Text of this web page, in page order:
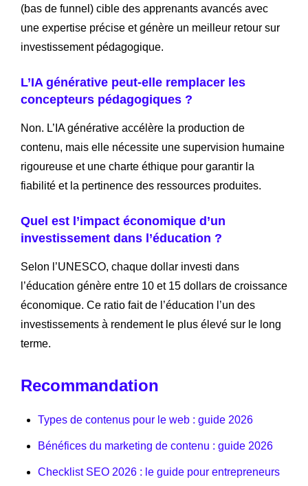
(bas de funnel) cible des apprenants avancés avec
une expertise précise et génère un meilleur retour sur
investissement pédagogique.
L’IA générative peut-elle remplacer les
concepteurs pédagogiques ?
Non. L’IA générative accélère la production de
contenu, mais elle nécessite une supervision humaine
rigoureuse et une charte éthique pour garantir la
fiabilité et la pertinence des ressources produites.
Quel est l’impact économique d’un
investissement dans l’éducation ?
Selon l’UNESCO, chaque dollar investi dans
l’éducation génère entre 10 et 15 dollars de croissance
économique. Ce ratio fait de l’éducation l’un des
investissements à rendement le plus élevé sur le long
terme.
Recommandation
Types de contenus pour le web : guide 2026
Bénéfices du marketing de contenu : guide 2026
Checklist SEO 2026 : le guide pour entrepreneurs